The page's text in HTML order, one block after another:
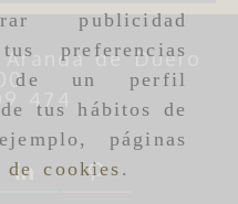
publicidad
preferencias
de un perfil
tus hábitos de
páginas
cookies .
Aranda de Duero
474